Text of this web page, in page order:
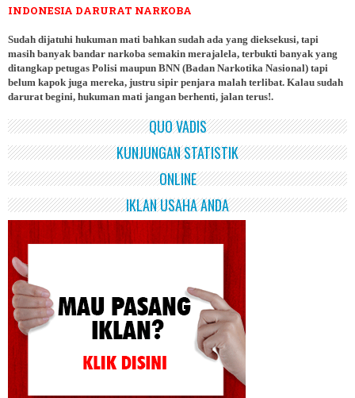
INDONESIA DARURAT NARKOBA
Sudah dijatuhi hukuman mati bahkan sudah ada yang dieksekusi, tapi
masih banyak bandar narkoba semakin merajalela, terbukti banyak yang
ditangkap petugas Polisi maupun BNN (Badan Narkotika Nasional) tapi
belum kapok juga mereka, justru sipir penjara malah terlibat. Kalau sudah
darurat begini, hukuman mati jangan berhenti, jalan terus!.
QUO VADIS
KUNJUNGAN STATISTIK
ONLINE
IKLAN USAHA ANDA